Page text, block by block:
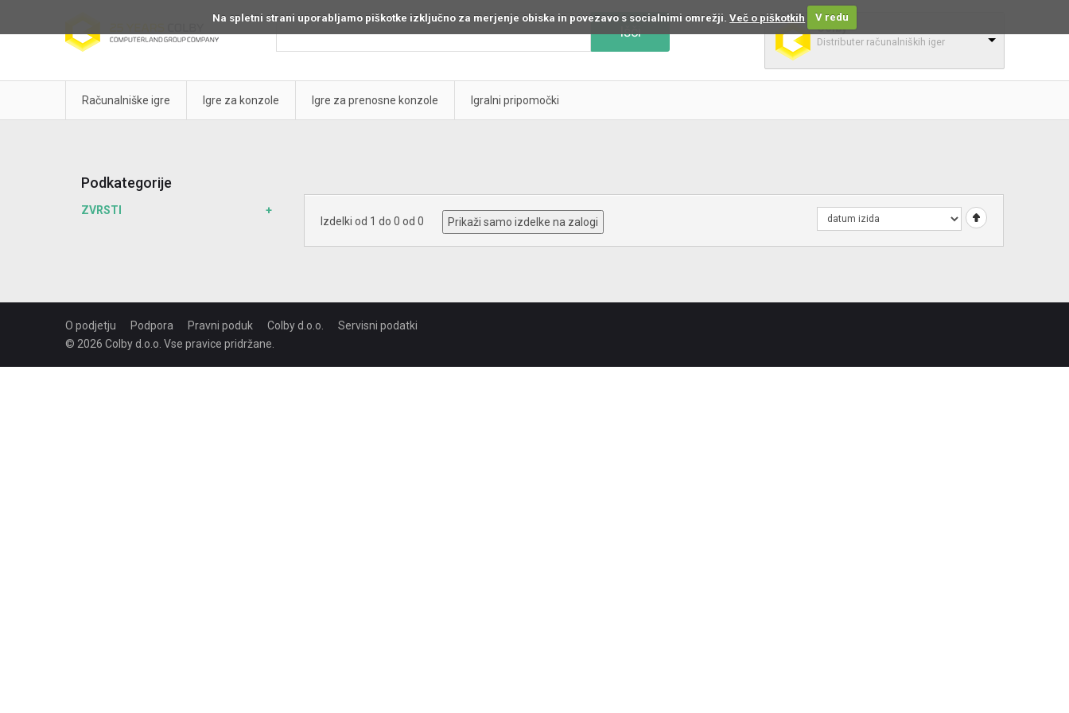
Na spletni strani uporabljamo piškotke izključno za merjenje obiska in povezavo s socialnimi omrežji.Več o piškotkih V redu
Išči Colby
Distributer računalniških iger
Računalniške igre Igre za konzole Igre za prenosne konzole Igralni pripomočki
Izdelki od 1 do 0 od 0 Prikaži samo izdelke na zalogi
Podkategorije
ZVRSTI
O podjetju Podpora Pravni poduk Colby d.o.o.
Servisni podatki
© 2026 Colby d.o.o. Vse pravice pridržane.